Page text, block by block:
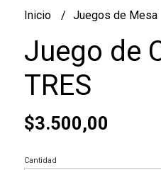
Inicio Juegos de Mesa
Juego de
TRES
$3.500,00
Cantidad